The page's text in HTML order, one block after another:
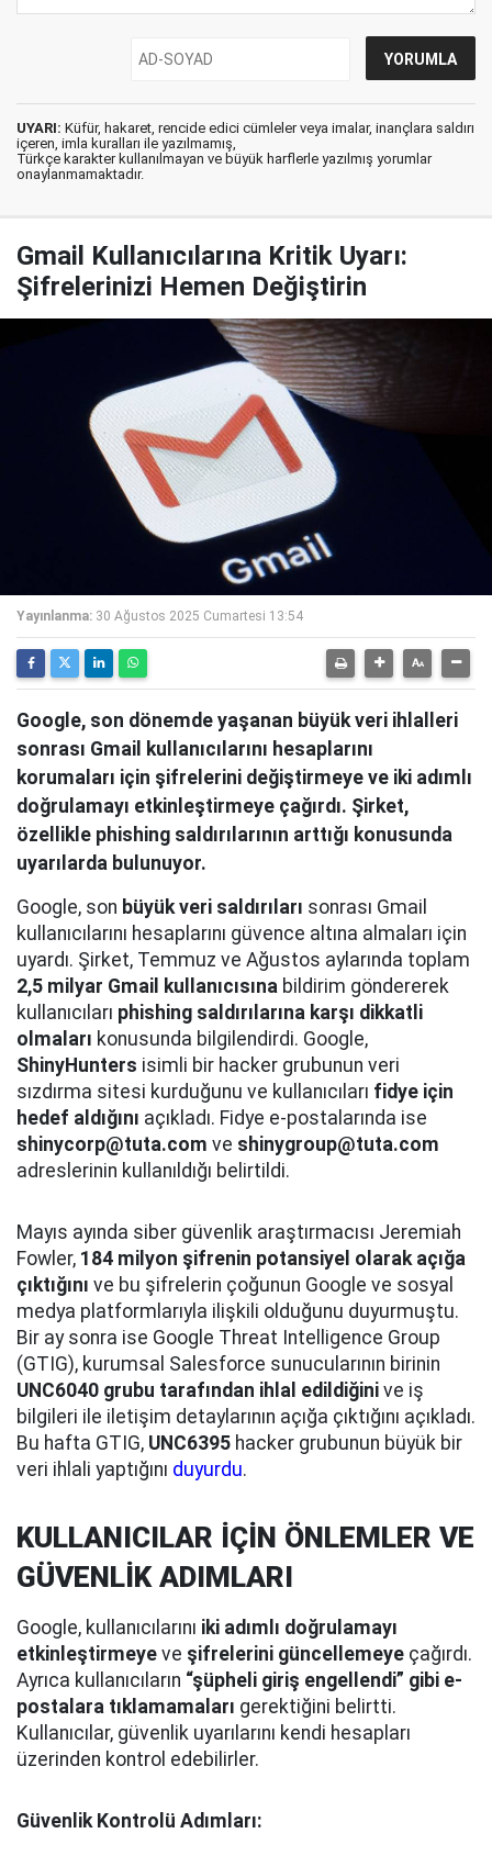
UYARI: Küfür, hakaret, rencide edici cümleler veya imalar, inançlara saldırı
içeren, imla kuralları ile yazılmamış,
Türkçe karakter kullanılmayan ve büyük harflerle yazılmış yorumlar
onaylanmamaktadır.
Gmail Kullanıcılarına Kritik Uyarı:
Şifrelerinizi Hemen Değiştirin
Yayınlanma: 30 Ağustos 2025 Cumartesi 13:54
Google, son dönemde yaşanan büyük veri ihlalleri
sonrası Gmail kullanıcılarını hesaplarını
korumaları için şifrelerini değiştirmeye ve iki adımlı
doğrulamayı etkinleştirmeye çağırdı. Şirket,
özellikle phishing saldırılarının arttığı konusunda
uyarılarda bulunuyor.
Google, son büyük veri saldırıları sonrası Gmail
kullanıcılarını hesaplarını güvence altına almaları için
uyardı. Şirket, Temmuz ve Ağustos aylarında toplam
2,5 milyar Gmail kullanıcısına bildirim göndererek
kullanıcıları phishing saldırılarına karşı dikkatli
olmaları konusunda bilgilendirdi. Google,
ShinyHunters isimli bir hacker grubunun veri
sızdırma sitesi kurduğunu ve kullanıcıları fidye için
hedef aldığını açıkladı. Fidye e-postalarında ise
shinycorp@tuta.com ve shinygroup@tuta.com
adreslerinin kullanıldığı belirtildi.
Mayıs ayında siber güvenlik araştırmacısı Jeremiah
Fowler, 184 milyon şifrenin potansiyel olarak açığa
çıktığını ve bu şifrelerin çoğunun Google ve sosyal
medya platformlarıyla ilişkili olduğunu duyurmuştu.
Bir ay sonra ise Google Threat Intelligence Group
(GTIG), kurumsal Salesforce sunucularının birinin
UNC6040 grubu tarafından ihlal edildiğini ve iş
bilgileri ile iletişim detaylarının açığa çıktığını açıkladı.
Bu hafta GTIG, UNC6395 hacker grubunun büyük bir
veri ihlali yaptığını duyurdu.
KULLANICILAR İÇİN ÖNLEMLER VE
GÜVENLİK ADIMLARI
Google, kullanıcılarını iki adımlı doğrulamayı
etkinleştirmeye ve şifrelerini güncellemeye çağırdı.
Ayrıca kullanıcıların “şüpheli giriş engellendi” gibi e-
postalara tıklamamaları gerektiğini belirtti.
Kullanıcılar, güvenlik uyarılarını kendi hesapları
üzerinden kontrol edebilirler.
Güvenlik Kontrolü Adımları: